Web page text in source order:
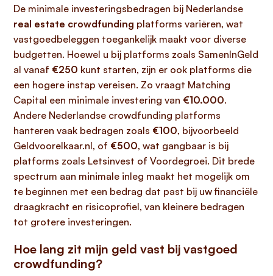
De minimale investeringsbedragen bij Nederlandse
real estate crowdfunding platforms variëren, wat
vastgoedbeleggen toegankelijk maakt voor diverse
budgetten. Hoewel u bij platforms zoals SamenInGeld
al vanaf €250 kunt starten, zijn er ook platforms die
een hogere instap vereisen. Zo vraagt Matching
Capital een minimale investering van €10.000.
Andere Nederlandse crowdfunding platforms
hanteren vaak bedragen zoals €100, bijvoorbeeld
Geldvoorelkaar.nl, of €500, wat gangbaar is bij
platforms zoals Letsinvest of Voordegroei. Dit brede
spectrum aan minimale inleg maakt het mogelijk om
te beginnen met een bedrag dat past bij uw financiële
draagkracht en risicoprofiel, van kleinere bedragen
tot grotere investeringen.
Hoe lang zit mijn geld vast bij vastgoed
crowdfunding?